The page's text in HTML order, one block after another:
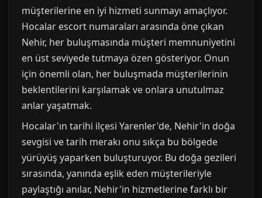
müşterilerine en iyi hizmeti sunmayı amaçlıyor.
Hocalar escort numaraları arasında öne çıkan
Nehir, her buluşmasında müşteri memnuniyetini
en üst seviyede tutmaya özen gösteriyor. Onun
için önemli olan, her buluşmada müşterilerinin
beklentilerini karşılamak ve onlara unutulmaz
anlar yaşatmak.
Hocalar'ın tarihi ilçesi Yarenler'de, Nehir'in doğa
sevgisi ve tarih merakı onu sıkça bu bölgede
yürüyüş yaparken buluşturuyor. Bu doğa gezileri
sırasında, yanında eşlik eden müşterileriyle
paylaştığı anılar, Nehir'in hizmetlerine farklı bir